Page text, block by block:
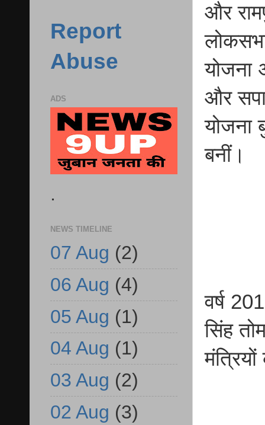
और
योजना
और
योजना
बनीं।
वर्ष
सिंह
Report
Abuse
ADS
.
NEWS TIMELINE
07 Aug (2)
06 Aug (4)
05 Aug (1)
04 Aug (1)
03 Aug (2)
02 Aug (3)